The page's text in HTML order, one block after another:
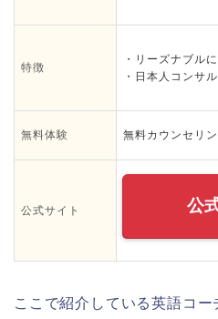
特徴
・リーズナブル
・日本人コンサ
無料体験 無料カウンセリン
公式サイト 公
ここで紹介している英語コ